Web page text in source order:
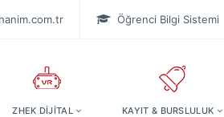
Öğrenci Bilgi Sistemi
ZHEK DİJİTAL KAYIT & BURSLULUK